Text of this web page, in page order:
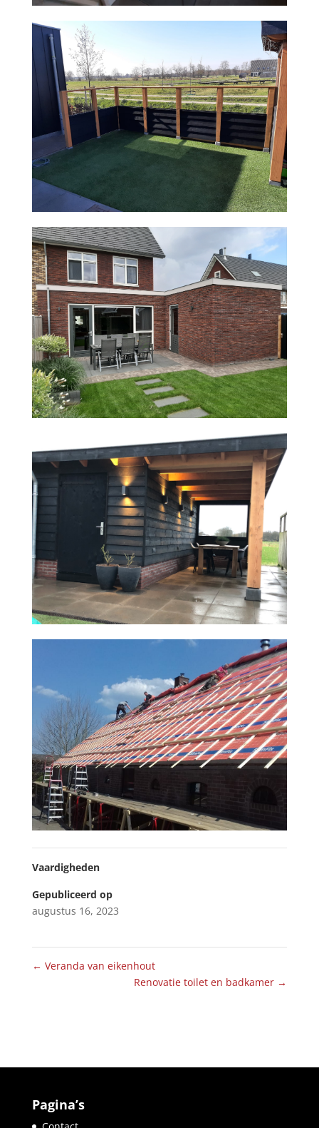
UITBOUW ZWARTEBROEK
BOUW SCHUUR EN VERANDA
VERBOUW SCHUUR
Vaardigheden
Gepubliceerd op
augustus 16, 2023
← Veranda van eikenhout
Renovatie toilet en badkamer →
Pagina’s